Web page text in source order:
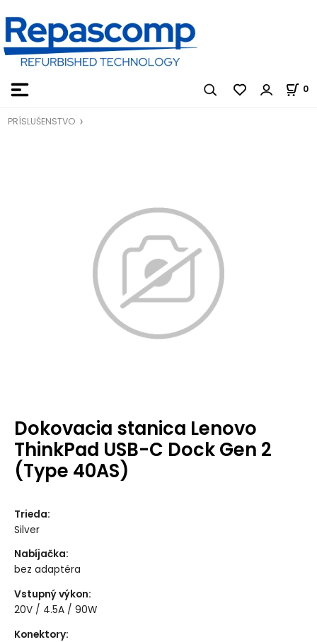
0
PRÍSLUŠENSTVO
Dokovacia stanica Lenovo
ThinkPad USB-C Dock Gen 2
(Type 40AS)
Trieda:
Silver
Nabíjačka:
bez adaptéra
Vstupný výkon:
20V / 4.5A / 90W
Konektory: